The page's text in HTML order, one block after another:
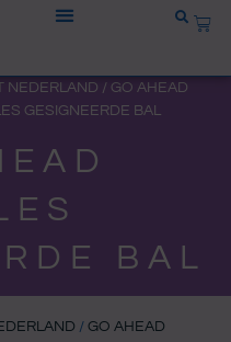
NEDERLAND / GO AHEAD
GESIGNEERDE BAL
BAL
/ GO AHEAD